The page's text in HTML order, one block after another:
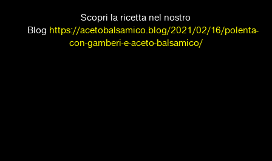
Scopri la ricetta nel nostro
Blog https://acetobalsamico.blog/2021/02/16/polenta-
con-gamberi-e-aceto-balsamico/